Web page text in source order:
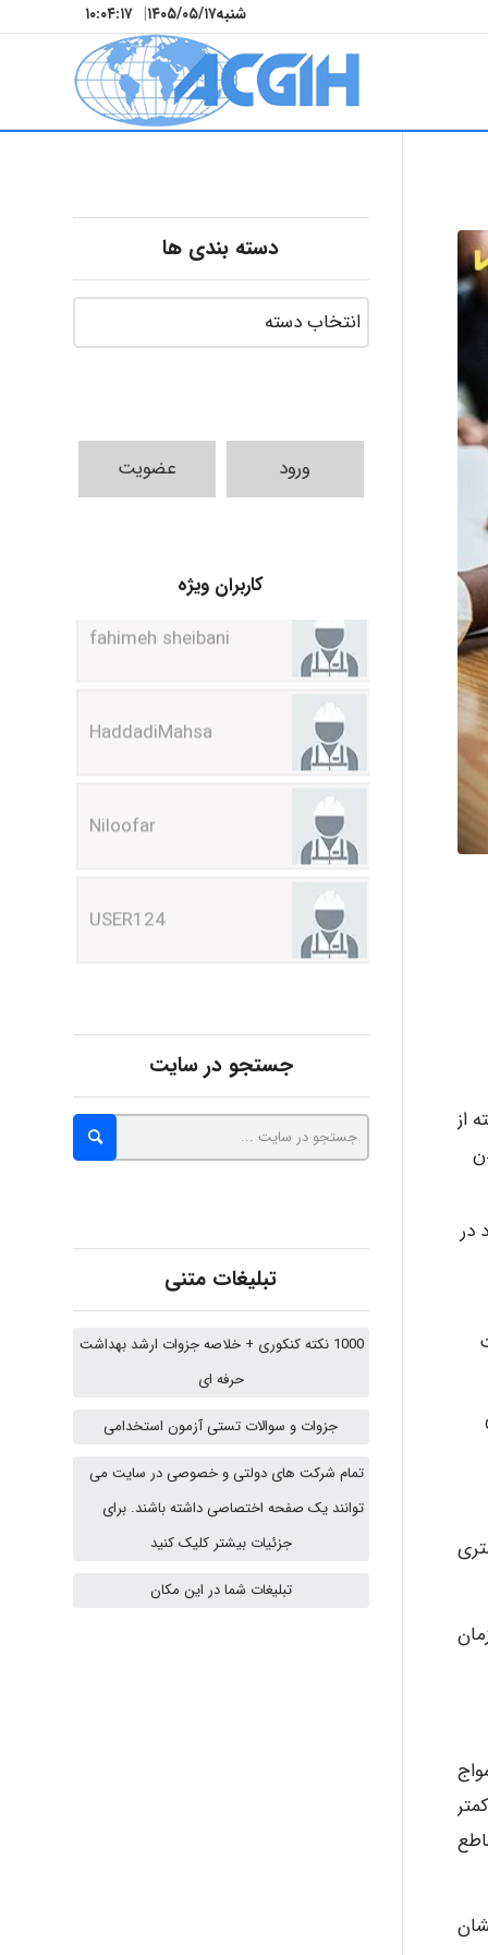
شنبه۱۴۰۵/۰۵/۱۷| ۱۰:۰۴:۱۹
از
در
امواج
دسته بندی ها
ورود عضویت
کاربران ویژه
HaddadiMahsa
Niloofar
USER124
malekf
abolfazlkoshehe
fahimeh sheibani
HaddadiMahsa
جستجو در سایت
تبلیغات متنی
1000 نکته کنکوری + خلاصه جزوات ارشد بهداشت
حرفه ای
جزوات و سوالات تستی آزمون استخدامی
تمام شرکت های دولتی و خصوصی در سایت می
توانند یک صفحه اختصاصی داشته باشند. برای
جزئیات بیشتر کلیک کنید
تبلیغات شما در این مکان